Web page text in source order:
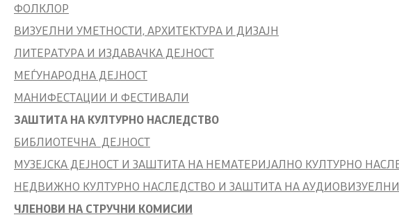
ФОЛКЛОР
ВИЗУЕЛНИ УМЕТНОСТИ, АРХИТЕКТУРА И ДИЗАЈН
ЛИТЕРАТУРА И ИЗДАВАЧКА ДЕЈНОСТ
МЕЃУНАРОДНА ДЕЈНОСТ
МАНИФЕСТАЦИИ И ФЕСТИВАЛИ
ЗАШТИТА НА КУЛТУРНО НАСЛЕДСТВО
БИБЛИОТЕЧНА ДЕЈНОСТ
МУЗЕЈСКА ДЕЈНОСТ И ЗАШТИТА НА НЕМАТЕРИЈАЛНО КУЛТУРНО
НЕДВИЖНО КУЛТУРНО НАСЛЕДСТВО И ЗАШТИТА НА
ЧЛЕНОВИ НА СТРУЧНИ КОМИСИИ